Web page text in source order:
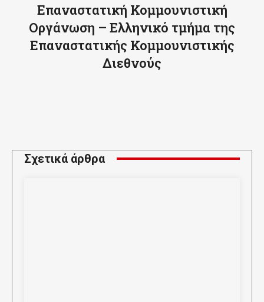
Επαναστατική Κομμουνιστική
Οργάνωση – Ελληνικό τμήμα της
Επαναστατικής Κομμουνιστικής
Διεθνούς
Σχετικά άρθρα